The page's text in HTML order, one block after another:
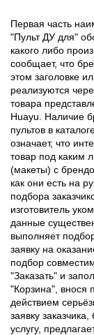
Первая часть
"Пульт ДУ для"
какого либо
сообщает, что
этом заголовке
реализуются
товара
Huayu. Наличие
пультов в
означает, что
товар под каким
(макеты) с
как они есть на
подбора
изготовитель
данные
выполняет
заявку на
подбор
"Заказать" и
"Корзина", внося
действием
заявку
услугу,